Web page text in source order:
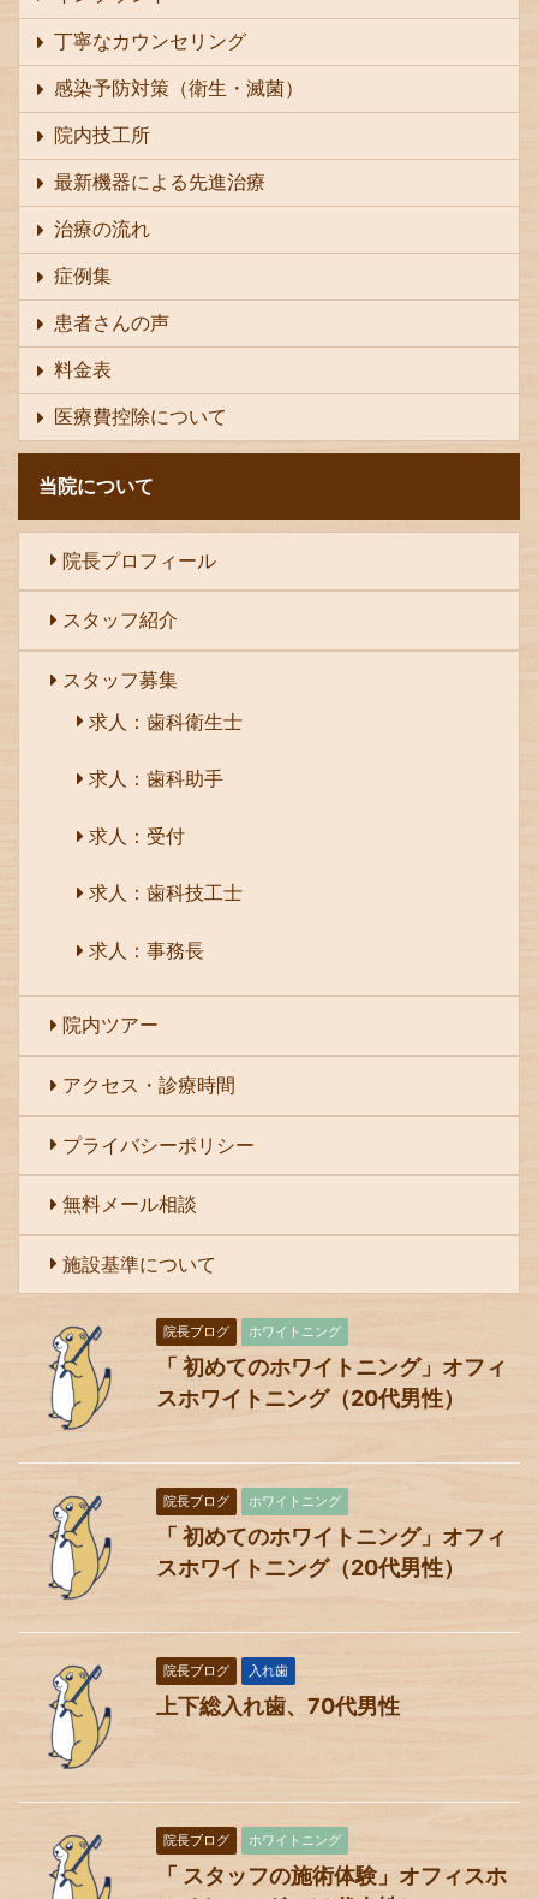
丁寧なカウンセリング
感染予防対策（衛生・滅菌）
院内技工所
最新機器による先進治療
治療の流れ
症例集
患者さんの声
料金表
医療費控除について
当院について
院長プロフィール
スタッフ紹介
スタッフ募集
求人：歯科衛生士
求人：歯科助手
求人：受付
求人：歯科技工士
求人：事務長
院内ツアー
アクセス・診療時間
プライバシーポリシー
無料メール相談
施設基準について
院長ブログ ホワイトニング
「 初めてのホワイトニング」オフィ
スホワイトニング（20代男性）
院長ブログ ホワイトニング
「 初めてのホワイトニング」オフィ
スホワイトニング（20代男性）
院長ブログ 入れ歯
上下総入れ歯、70代男性
院長ブログ ホワイトニング
「 スタッフの施術体験」オフィスホ